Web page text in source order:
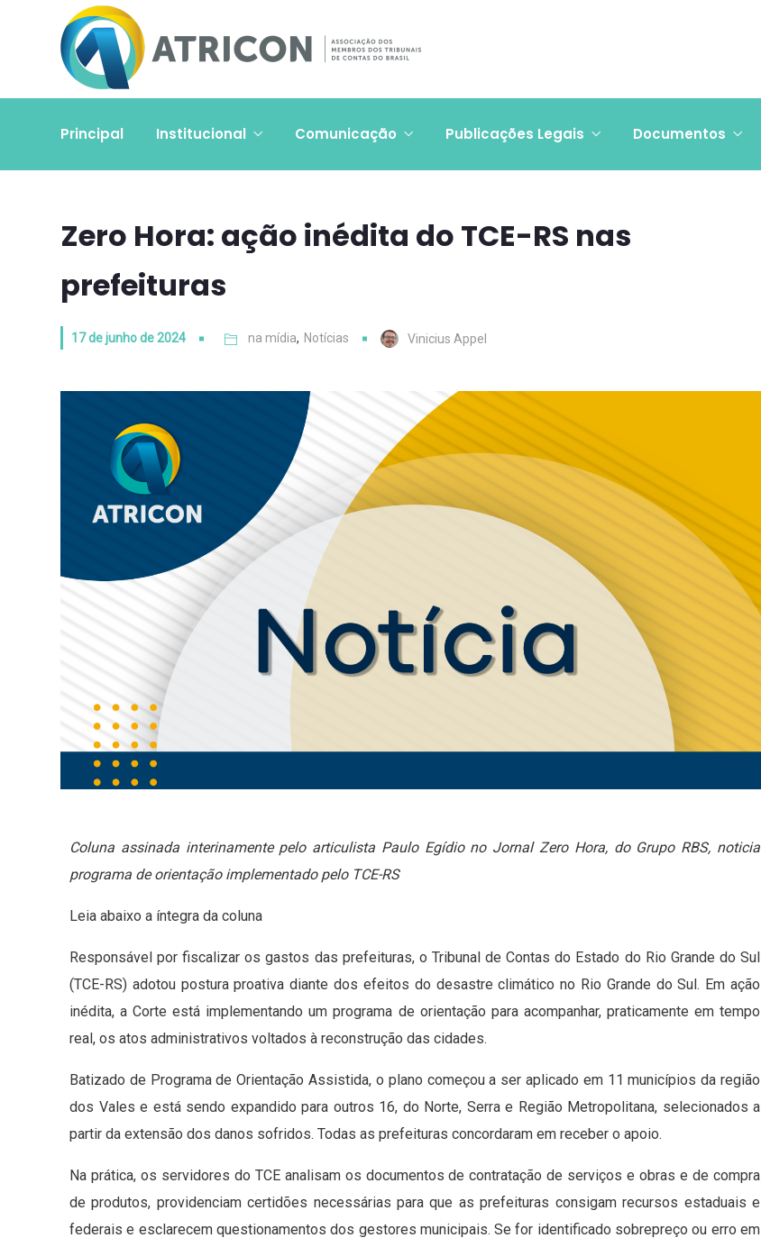
Principal Institucional Comunicação Publicações Legais Documentos
Zero Hora: ação inédita do TCE-RS nas
prefeituras
17 de junho de 2024 na mídia, Notícias Vinicius Appel
Coluna assinada interinamente pelo articulista Paulo Egídio no Jornal Zero Hora, do Grupo RBS, noticia
programa de orientação implementado pelo TCE-RS
Leia abaixo a íntegra da coluna
Responsável por fiscalizar os gastos das prefeituras, o Tribunal de Contas do Estado do Rio Grande do Sul
(TCE-RS) adotou postura proativa diante dos efeitos do desastre climático no Rio Grande do Sul. Em ação
inédita, a Corte está implementando um programa de orientação para acompanhar, praticamente em tempo
real, os atos administrativos voltados à reconstrução das cidades.
Batizado de Programa de Orientação Assistida, o plano começou a ser aplicado em 11 municípios da região
dos Vales e está sendo expandido para outros 16, do Norte, Serra e Região Metropolitana, selecionados a
partir da extensão dos danos sofridos. Todas as prefeituras concordaram em receber o apoio.
Na prática, os servidores do TCE analisam os documentos de contratação de serviços e obras e de compra
de produtos, providenciam certidões necessárias para que as prefeituras consigam recursos estaduais e
federais e esclarecem questionamentos dos gestores municipais. Se for identificado sobrepreço ou erro em